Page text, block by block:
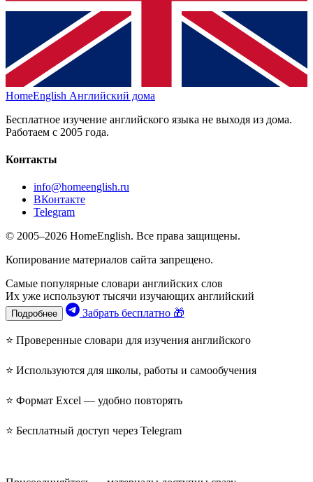
HomeEnglish Английский дома
Бесплатное изучение английского языка не выходя из дома.
Работаем с 2005 года.
Контакты
info@homeenglish.ru
ВКонтакте
Telegram
© 2005–2026 HomeEnglish. Все права защищены.
Копирование материалов сайта запрещено.
Самые популярные словари английских слов
Их уже используют тысячи изучающих английский
Подробнее Забрать бесплатно 🎁
⭐ Проверенные словари для изучения английского
⭐ Используются для школы, работы и самообучения
⭐ Формат Excel — удобно повторять
⭐ Бесплатный доступ через Telegram